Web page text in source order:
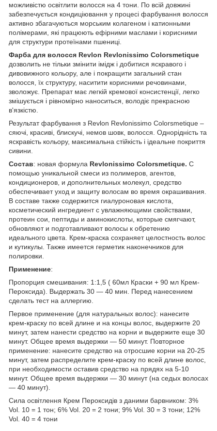
можливістю освітлити волосся на 4 тони. По всій довжині
забезпечується кондиціювання у процесі фарбування волосся
активно збагачуються морським колагеном і катионными
полімерами, які працюють ефірними маслами і корисними
для структури протеїнами пшениці.
Фарба для волосся Revlon Revlonissimo Colorsmetique
дозволить не тільки змінити імідж і добитися яскравого і
дивовижного кольору, але і покращити загальний стан
волосся, їх структуру, наситити корисними речовинами,
зволожує. Препарат має легкій кремової консистенції, легко
змішується і рівномірно наноситься, володіє прекрасною
в'язкістю.
Результат фарбування з Revlon Revlonissimo Colorsmetique –
сяючі, красиві, блискучі, немов шовк, волосся. Однорідність та
яскравість кольору, максимальна стійкість і ідеальне покриття
сивини.
Состав: новая формула Revlonissimo Colorsmetique. С
помощью уникальной смеси из полимеров, агентов,
кондиционеров, и дополнительных молекул, средство
обеспечивает уход и защиту волосам во время окрашивания.
В составе также содержится гиалуроновая кислота,
косметический ингредиент с увлажняющими свойствами,
протеин сои, пептиды и аминокислоты, которые смягчают,
обновляют и подготавливают волосы к обретению
идеального цвета. Крем-краска сохраняет целостность волос
и кутикулы. Также имеется герметик наконечников для
полировки.
Применение:
Пропорция смешивания: 1:1,5 ( 60мл Краски + 90 мл Крем-
Пероксида). Выдержать 30 — 40 мин. Перед нанесением
сделать тест на аллергию.
Первое применение (для натуральных волос): нанесите
крем-краску по всей длине и на концы волос, выдержите 20
минут, затем нанести средство на корни и выдержите еще 30
минут. Общее время выдержки — 50 минут. Повторное
применение: нанесите средство на отросшие корни на 20-25
минут, затем распределите крем-краску по всей длине волос,
при необходимости оставив средство на прядях на 5-10
минут. Общее время выдержки — 30 минут (на седых волосах
— 40 минут).
Сила освітлення Крем Пероксидів з даними барвником: 3%
Vol. 10 = 1 тон; 6% Vol. 20 = 2 тони; 9% Vol. 30 = 3 тони; 12%
Vol. 40 = 4 тони